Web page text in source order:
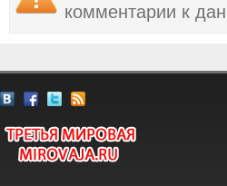
комментарии к